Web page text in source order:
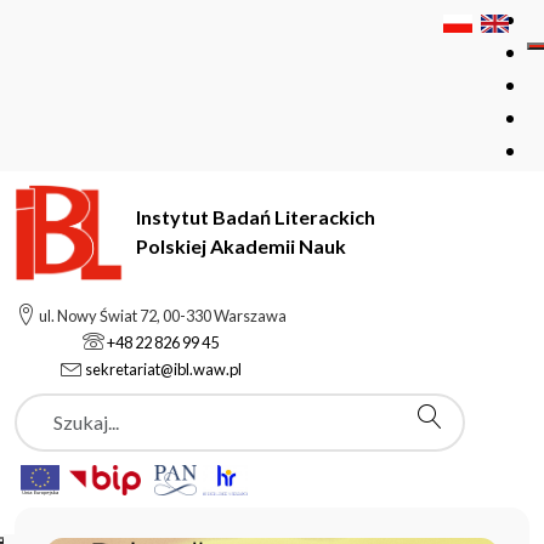
Instytut Badań Literackich
Polskiej Akademii Nauk
ul. Nowy Świat 72, 00-330 Warszawa
+48 22 826 99 45
sekretariat@ibl.waw.pl
Szukaj
Instytut Badań Literackich Polskiej Akademii Nauk
Aktualności